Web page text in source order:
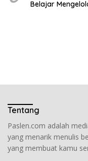
Belajar
Tentang
Paslen.com adalah
yang menarik menulis
yang membuat kamu